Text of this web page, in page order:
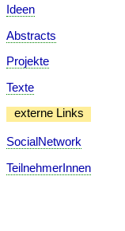
Ideen
Abstracts
Projekte
Texte
externe Links
SocialNetwork
TeilnehmerInnen